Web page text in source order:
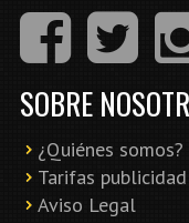
SOBRE
¿Quiénes somos?
Tarifas publicidad
Aviso Legal